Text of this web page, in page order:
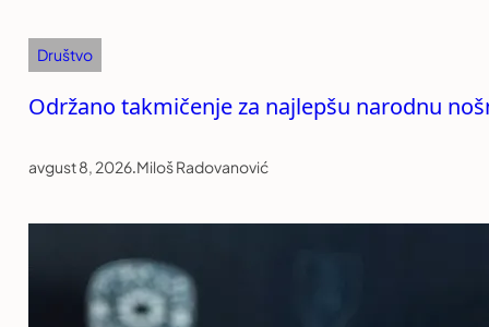
Društvo
Održano takmičenje za najlepšu narodnu
avgust 8, 2026.Miloš Radovanović